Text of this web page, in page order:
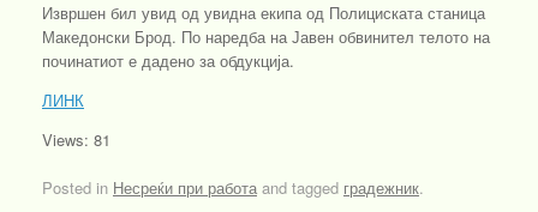
Извршен бил увид од увидна екипа од Полициската станица
Македонски Брод. По наредба на Јавен обвинител телото на
починатиот е дадено за обдукција.
ЛИНК
Views: 81
Posted in Несреќи при работа and tagged градежник.